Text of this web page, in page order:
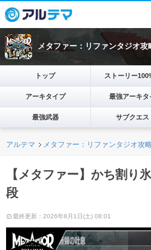
メタファー：リファンタジオ
トップ ストーリー
アーキタイプ 最強アーキタ
最強武器 サブクエス
アルテマ メタファー：リファンタジオ攻
【メタファー】かち割り
段
最終更新：2026年8月1日(土) 08:01